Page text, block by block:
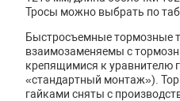
Тросы можно выбрать по
Быстросъемные тормозные
взаимозаменяемы с
крепящимися к уравнителю
«стандартный монтаж»).
гайками сняты с